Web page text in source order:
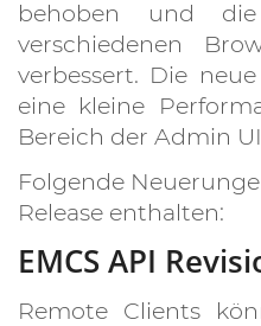
behoben und
verschiedenen
verbessert. Die
eine kleine
Bereich der Admin
Folgende
Release enthalten:
EMCS API
Remote Clients